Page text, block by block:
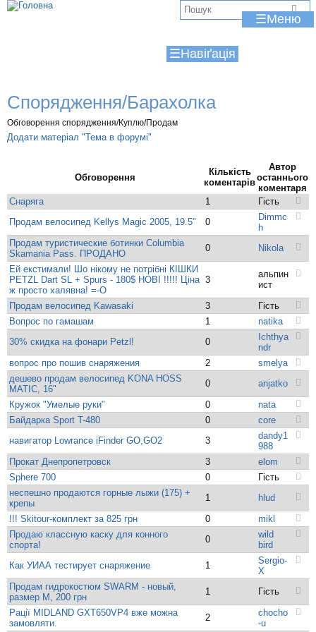
Jump to navigation
☰
☰
Спорядження/Барахолка
Обговорення спорядження/Куплю/Продам
Додати матеріал "Тема в форумі"
Обговорення
Кількість
коментарів
Автор
останнього
коментаря
Снаряга
1
Гість
Продам велосипед Kellys Magic 2005, 19.5"
0
Dimmc
h
Продам туристические ботинки Columbia
Skamania Pass. ПРОДАНО
0
Nikola
Ей екстимали! Шо нікому не потрібні КІШКИ
PETZL Dart SL + Spurs - 180$ НОВІ !!!!! Ціна
ж просто халявна! =-O
3
альпин
ист
Продам велосипед Kawasaki
3
Гість
Вопрос по гамашам
1
natika
30% скидка на фонари Petzl!
0
Ichthya
ndr
вопрос про пошив снаряжения
2
smelya
дешево продам велосипед KONA HOSS
MATIC, 16"
0
anjatko
Кружок "Умелые руки"
0
nata
Байдарка Sport T-480
0
core
навигатор Lowrance iFinder GO,GO2
3
dandy1
988
Прокат Днепропетровск
3
elom
Sphere 700
0
Гість
неспешно продаются горные лыжи (175) +
крепы
1
hlud
!!! Skitour-комплект за 825 грн
0
mikl
Продаю классную каску для конного
спорта!
0
wild
bird
Как УИАА тестирует снаряжение
1
Sergio-
X
Продам гидрокостюм SWARM - новый,
размер М, 200 грн
1
Гість
Рації MIDLAND GXT650VP4 вже можна
замовляти.
2
chocho
-u